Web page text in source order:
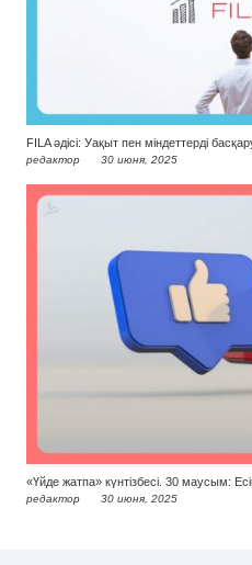
FILA әдісі: Уақыт пен міндеттерді
редактор 30 июня, 2025
«Үйде жатпа» күнтізбесі. 30 маусым:
редактор 30 июня, 2025